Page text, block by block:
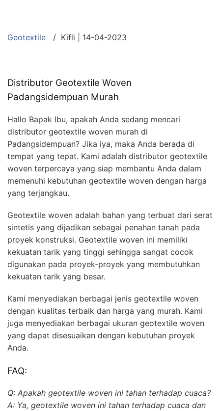
Geotextile / Kifli | 14-04-2023
Distributor Geotextile Woven
Padangsidempuan Murah
Hallo Bapak Ibu, apakah Anda sedang mencari
distributor geotextile woven murah di
Padangsidempuan? Jika iya, maka Anda berada di
tempat yang tepat. Kami adalah distributor geotextile
woven terpercaya yang siap membantu Anda dalam
memenuhi kebutuhan geotextile woven dengan harga
yang terjangkau.
Geotextile woven adalah bahan yang terbuat dari serat
sintetis yang dijadikan sebagai penahan tanah pada
proyek konstruksi. Geotextile woven ini memiliki
kekuatan tarik yang tinggi sehingga sangat cocok
digunakan pada proyek-proyek yang membutuhkan
kekuatan tarik yang besar.
Kami menyediakan berbagai jenis geotextile woven
dengan kualitas terbaik dan harga yang murah. Kami
juga menyediakan berbagai ukuran geotextile woven
yang dapat disesuaikan dengan kebutuhan proyek
Anda.
FAQ:
Q: Apakah geotextile woven ini tahan terhadap cuaca?
A: Ya, geotextile woven ini tahan terhadap cuaca dan